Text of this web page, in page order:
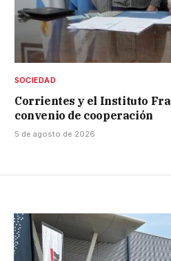
SOCIEDAD
Corrientes y el Instituto
convenio de cooperación
5 de agosto de 2026